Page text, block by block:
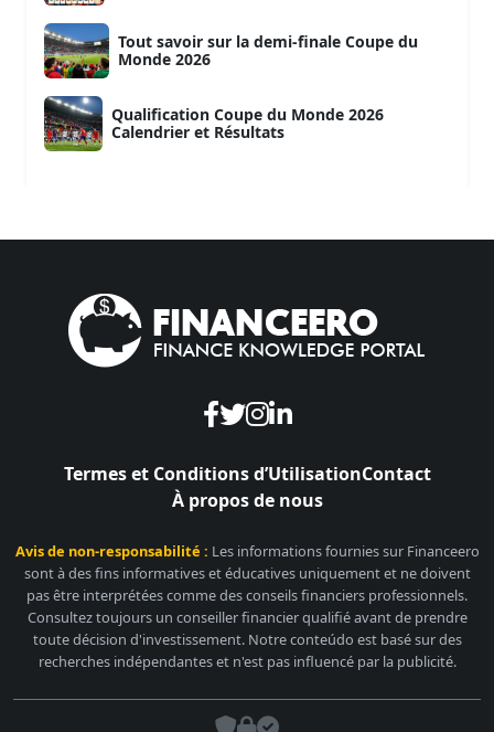
Tout savoir sur la demi-finale Coupe du
Monde 2026
Qualification Coupe du Monde 2026
Calendrier et Résultats
Termes et Conditions d’UtilisationContact
À propos de nous
Avis de non-responsabilité : Les informations fournies sur Financeero
sont à des fins informatives et éducatives uniquement et ne doivent
pas être interprétées comme des conseils financiers professionnels.
Consultez toujours un conseiller financier qualifié avant de prendre
toute décision d'investissement. Notre conteúdo est basé sur des
recherches indépendantes et n'est pas influencé par la publicité.